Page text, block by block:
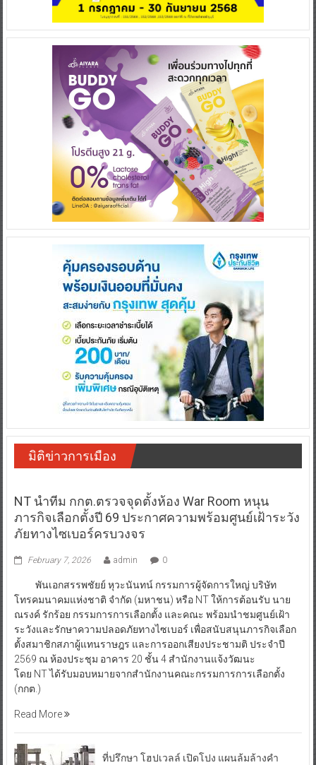
มิติข่าวการเมือง
NT นำทีม กกต.ตรวจจุดตั้งห้อง War Room หนุน
ภารกิจเลือกตั้งปี 69 ประกาศความพร้อมศูนย์เฝ้าระวัง
ภัยทางไซเบอร์ครบวงจร
February 7, 2026 admin 0
พันเอกสรรพชัยย์ หุวะนันทน์ กรรมการผู้จัดการใหญ่ บริษัท
โทรคมนาคมแห่งชาติ จำกัด (มหาชน) หรือ NT ให้การต้อนรับ นาย
ณรงค์ รักร้อย กรรมการการเลือกตั้ง และคณะ พร้อมนำชมศูนย์เฝ้า
ระวังและรักษาความปลอดภัยทางไซเบอร์ เพื่อสนับสนุนภารกิจเลือก
ตั้งสมาชิกสภาผู้แทนราษฎร และการออกเสียงประชามติ ประจำปี
2569 ณ ห้องประชุม อาคาร 20 ชั้น 4 สำนักงานแจ้งวัฒนะ
โดย NT ได้รับมอบหมายจากสำนักงานคณะกรรมการการเลือกตั้ง
(กกต.)
Read More
ที่ปรึกษา โฮปเวลล์ เปิดโปง แผนล้มล้างคำ